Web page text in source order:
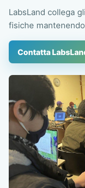
LabsLand collega
fisiche
Contatta